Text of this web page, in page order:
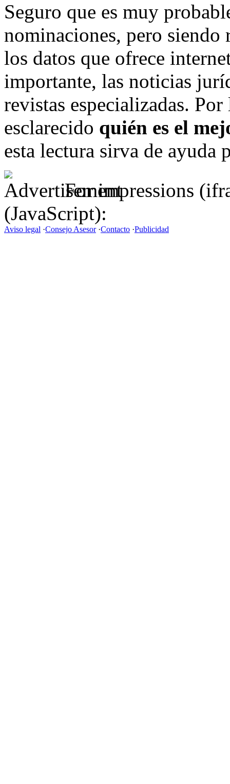
Seguro que es muy
nominaciones, pero siendo
los datos que ofrece
importante, las noticias
revistas especializadas.
esclarecido quién es el
esta lectura sirva de ayuda
For impressions
(JavaScript):
Aviso legal ·Consejo Asesor·Contacto ·Publicidad